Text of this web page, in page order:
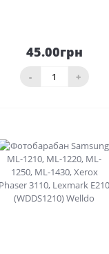
45.00грн
- +
кошика